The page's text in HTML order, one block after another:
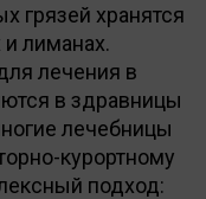
грязей хранятся
и лиманах.
лечения в
в здравницы
лечебницы
курортному
подход: